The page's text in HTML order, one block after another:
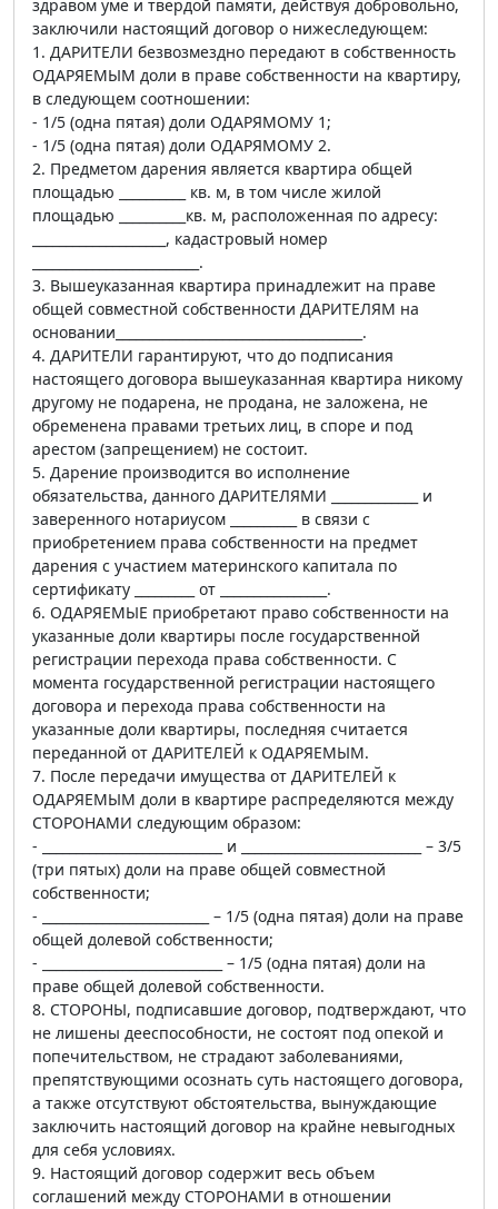
здравом уме и твердой памяти, действуя добровольно,
заключили настоящий договор о нижеследующем:
1. ДАРИТЕЛИ безвозмездно передают в собственность
ОДАРЯЕМЫМ доли в праве собственности на квартиру,
в следующем соотношении:
- 1/5 (одна пятая) доли ОДАРЯМОМУ 1;
- 1/5 (одна пятая) доли ОДАРЯМОМУ 2.
2. Предметом дарения является квартира общей
площадью __________ кв. м, в том числе жилой
площадью __________кв. м, расположенная по адресу:
____________________, кадастровый номер
_________________________.
3. Вышеуказанная квартира принадлежит на праве
общей совместной собственности ДАРИТЕЛЯМ на
основании_____________________________________.
4. ДАРИТЕЛИ гарантируют, что до подписания
настоящего договора вышеуказанная квартира никому
другому не подарена, не продана, не заложена, не
обременена правами третьих лиц, в споре и под
арестом (запрещением) не состоит.
5. Дарение производится во исполнение
обязательства, данного ДАРИТЕЛЯМИ _____________ и
заверенного нотариусом __________ в связи с
приобретением права собственности на предмет
дарения с участием материнского капитала по
сертификату _________ от ________________.
6. ОДАРЯЕМЫЕ приобретают право собственности на
указанные доли квартиры после государственной
регистрации перехода права собственности. С
момента государственной регистрации настоящего
договора и перехода права собственности на
указанные доли квартиры, последняя считается
переданной от ДАРИТЕЛЕЙ к ОДАРЯЕМЫМ.
7. После передачи имущества от ДАРИТЕЛЕЙ к
ОДАРЯЕМЫМ доли в квартире распределяются между
СТОРОНАМИ следующим образом:
- ___________________________ и ___________________________ – 3/5
(три пятых) доли на праве общей совместной
собственности;
- _________________________ – 1/5 (одна пятая) доли на праве
общей долевой собственности;
- ___________________________ – 1/5 (одна пятая) доли на
праве общей долевой собственности.
8. СТОРОНЫ, подписавшие договор, подтверждают, что
не лишены дееспособности, не состоят под опекой и
попечительством, не страдают заболеваниями,
препятствующими осознать суть настоящего договора,
а также отсутствуют обстоятельства, вынуждающие
заключить настоящий договор на крайне невыгодных
для себя условиях.
9. Настоящий договор содержит весь объем
соглашений между СТОРОНАМИ в отношении